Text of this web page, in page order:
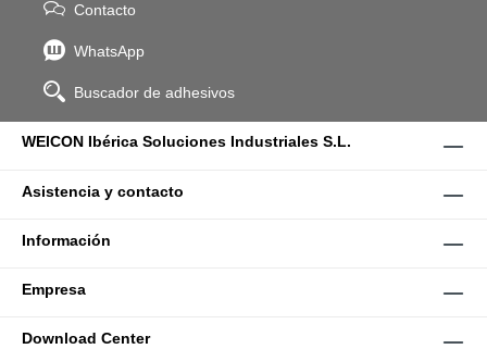
Contacto
WhatsApp
Buscador de adhesivos
WEICON Ibérica Soluciones Industriales S.L.
Asistencia y contacto
Información
Empresa
Download Center